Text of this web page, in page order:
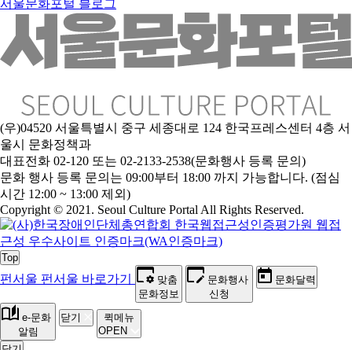
서울문화포털 블로그
(우)04520 서울특별시 중구 세종대로 124 한국프레스센터 4층 서
울시 문화정책과
대표전화 02-120 또는 02-2133-2538(문화행사 등록 문의)
문화 행사 등록 문의는 09:00부터 18:00 까지 가능합니다. (점심
시간 12:00 ~ 13:00 제외)
Copyright © 2021. Seoul Culture Portal All Rights Reserved.
Top
펀서울 펀서울 바로가기
맞춤
문화정보
문화행사
신청
문화달력
e-문화
알림
닫기
퀵메뉴
OPEN